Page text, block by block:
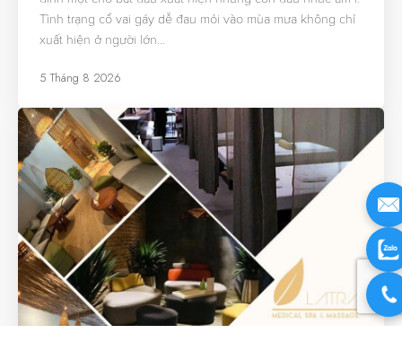
Tình trạng cổ vai gáy dễ đau mỏi vào mùa mưa không chỉ
xuất hiện ở người lớn…
5 Tháng 8 2026